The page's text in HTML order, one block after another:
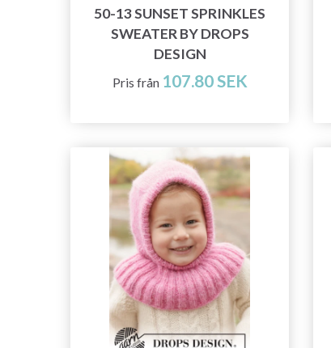
50-13 SUNSET SPRINKLES
SWEATER BY DROPS
DESIGN
Pris från 107.80 SEK